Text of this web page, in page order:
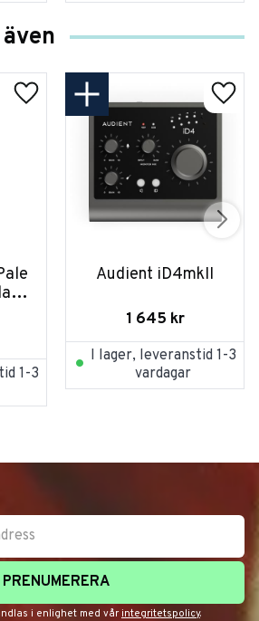
1-3
Audient iD4mkII
1 645 kr
I lager, leveranstid 1-3
vardagar
PRENUMERERA
i enlighet med vår integritetspolicy.